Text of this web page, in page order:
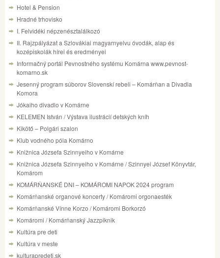
Hotel & Pension
Hradné trhovisko
I. Felvidéki népzenésztalálkozó
II. Rajzpályázat a Szlovákiai magyarnyelvu óvodák, alap és
kozépiskolák hírei és eredményei
Informačný portál Pevnostného systému Komárna www.pevnost-
komarno.sk
Jesenný program súborov Slovenskí rebeli – Komárňan a Divadla
Komora
Jókaiho divadlo v Komárne
KELEMEN István / Výstava ilustrácií detských kníh
Kikötő – Polgári szalon
Klub vodného póla Komárno
Knižnica Józsefa Szinnyeiho v Komárne
Knižnica Józsefa Szinnyeiho v Komárne / Szinnyei József Könyvtár,
Komárom
KOMÁRŇANSKÉ DNI – KOMÁROMI NAPOK 2024 program
Komárňanské organové koncerty / Komáromi orgonaesték
Komárňanské Vínne Korzo / Komáromi Borkorzó
Komáromi / Komárňanský Jazzpiknik
Kultúra pre deti
Kultúra v meste
kulturapredeti.sk